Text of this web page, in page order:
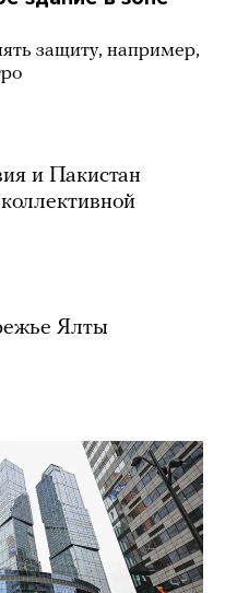
защиту, например,
и Пакистан
Ялты